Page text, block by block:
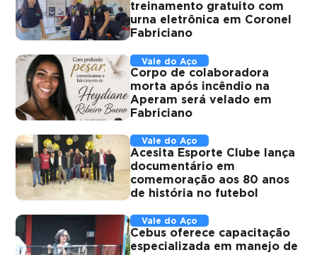
treinamento gratuito com
urna eletrônica em Coronel
Fabriciano
Vale do Aço
Corpo de colaboradora
morta após incêndio na
Aperam será velado em
Fabriciano
Vale do Aço
Acesita Esporte Clube lança
documentário em
comemoração aos 80 anos
de história no futebol
Vale do Aço
Cebus oferece capacitação
especializada em manejo de